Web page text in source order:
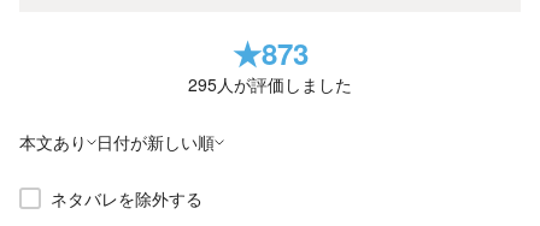
★873
295人が評価しました
本文あり 日付が新しい順
ネタバレを除外する